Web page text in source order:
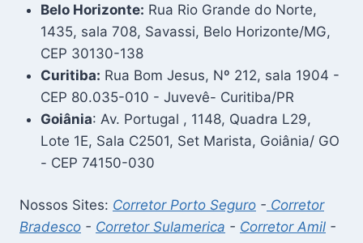
Belo Horizonte: Rua Rio Grande do Norte,
1435, sala 708, Savassi, Belo Horizonte/MG,
CEP 30130-138
Curitiba: Rua Bom Jesus, Nº 212, sala 1904 -
CEP 80.035-010 - Juvevê- Curitiba/PR
Goiânia: Av. Portugal , 1148, Quadra L29,
Lote 1E, Sala C2501, Set Marista, Goiânia/ GO
- CEP 74150-030
Nossos Sites: Corretor Porto Seguro - Corretor
Bradesco - Corretor Sulamerica - Corretor Amil -